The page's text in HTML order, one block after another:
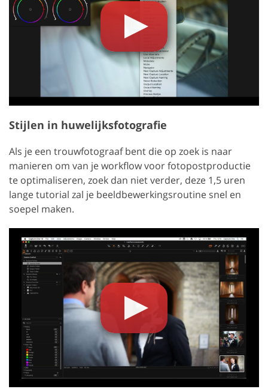
Stijlen in huwelijksfotografie
Als je een trouwfotograaf bent die op zoek is naar
manieren om van je workflow voor fotopostproductie
te optimaliseren, zoek dan niet verder, deze 1,5 uren
lange tutorial zal je beeldbewerkingsroutine snel en
soepel maken.